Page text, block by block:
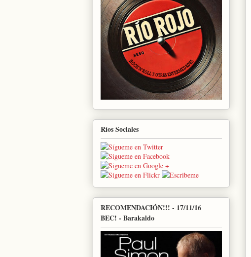
Ríos Sociales
RECOMENDACIÓN!!! - 17/11/16
BEC! - Barakaldo